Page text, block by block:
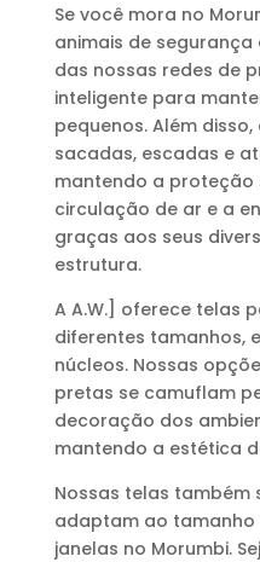
Se você mora no
animais de
das nossas redes de
inteligente para
pequenos. Além
sacadas, escadas e
mantendo a proteção
circulação de ar e a
graças aos seus
estrutura.
A A.W.] oferece telas
diferentes tamanhos,
núcleos. Nossas
pretas se camuflam
decoração dos
mantendo a estética
Nossas telas também
adaptam ao tamanho
janelas no Morumbi.